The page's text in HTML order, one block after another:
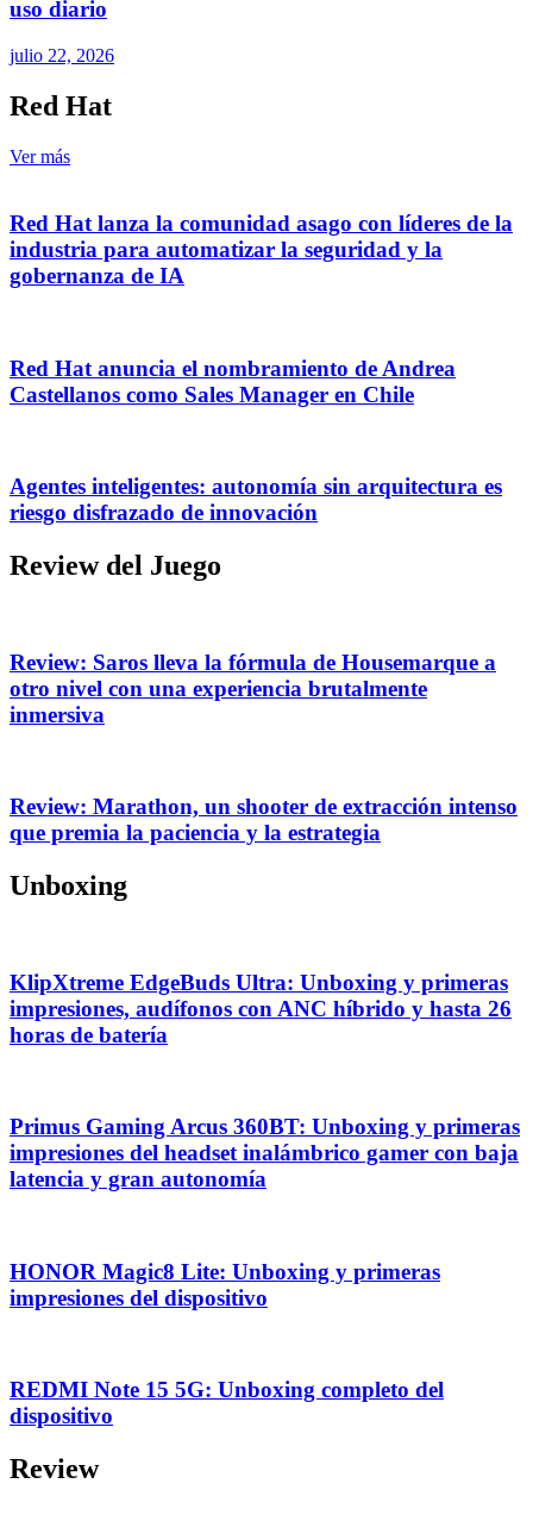
uso diario
julio 22, 2026
Red Hat
Ver más
Red Hat lanza la comunidad asago con líderes de la
industria para automatizar la seguridad y la
gobernanza de IA
Red Hat anuncia el nombramiento de Andrea
Castellanos como Sales Manager en Chile
Agentes inteligentes: autonomía sin arquitectura es
riesgo disfrazado de innovación
Review del Juego
Review: Saros lleva la fórmula de Housemarque a
otro nivel con una experiencia brutalmente
inmersiva
Review: Marathon, un shooter de extracción intenso
que premia la paciencia y la estrategia
Unboxing
KlipXtreme EdgeBuds Ultra: Unboxing y primeras
impresiones, audífonos con ANC híbrido y hasta 26
horas de batería
Primus Gaming Arcus 360BT: Unboxing y primeras
impresiones del headset inalámbrico gamer con baja
latencia y gran autonomía
HONOR Magic8 Lite: Unboxing y primeras
impresiones del dispositivo
REDMI Note 15 5G: Unboxing completo del
dispositivo
Review